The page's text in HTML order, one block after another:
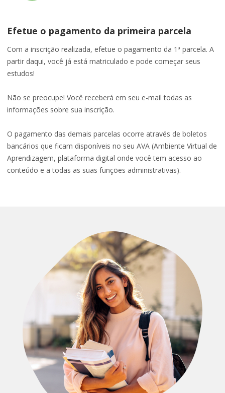
Efetue o pagamento da primeira parcela
Com a inscrição realizada, efetue o pagamento da 1ª parcela. A
partir daqui, você já está matriculado e pode começar seus
estudos!
Não se preocupe! Você receberá em seu e-mail todas as
informações sobre sua inscrição.
O pagamento das demais parcelas ocorre através de boletos
bancários que ficam disponíveis no seu AVA (Ambiente Virtual de
Aprendizagem, plataforma digital onde você tem acesso ao
conteúdo e a todas as suas funções administrativas).